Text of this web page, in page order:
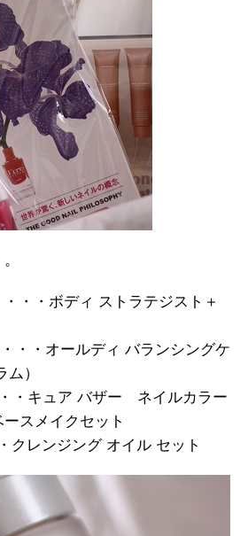
・・ボディ ストラテジスト＋
・・オールディ バランシングケ
）
・キュア バザー ネイルカラー
スメイクセット
クレンジング オイル セット